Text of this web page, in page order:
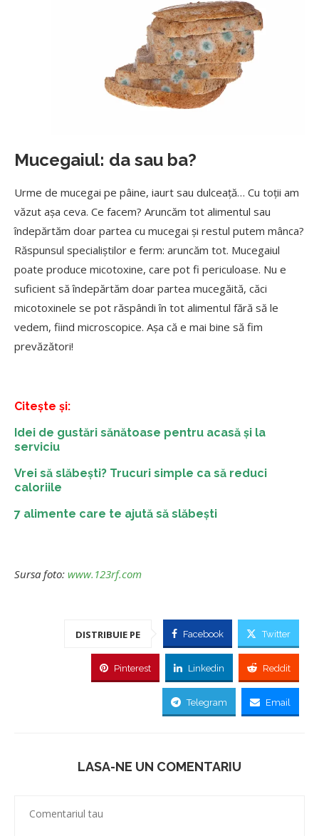
Mucegaiul: da sau ba?
Urme de mucegai pe pâine, iaurt sau dulceață… Cu toții am
văzut așa ceva. Ce facem? Aruncăm tot alimentul sau
îndepărtăm doar partea cu mucegai și restul putem mânca?
Răspunsul specialiștilor e ferm: aruncăm tot. Mucegaiul
poate produce micotoxine, care pot fi periculoase. Nu e
suficient să îndepărtăm doar partea mucegăită, căci
micotoxinele se pot răspândi în tot alimentul fără să le
vedem, fiind microscopice. Așa că e mai bine să fim
prevăzători!
Citește și:
Idei de gustări sănătoase pentru acasă și la
serviciu
Vrei să slăbești? Trucuri simple ca să reduci
caloriile
7 alimente care te ajută să slăbești
Sursa foto: www.123rf.com
DISTRIBUIE PE Facebook Twitter
Pinterest Linkedin Reddit
Telegram Email
LASA-NE UN COMENTARIU